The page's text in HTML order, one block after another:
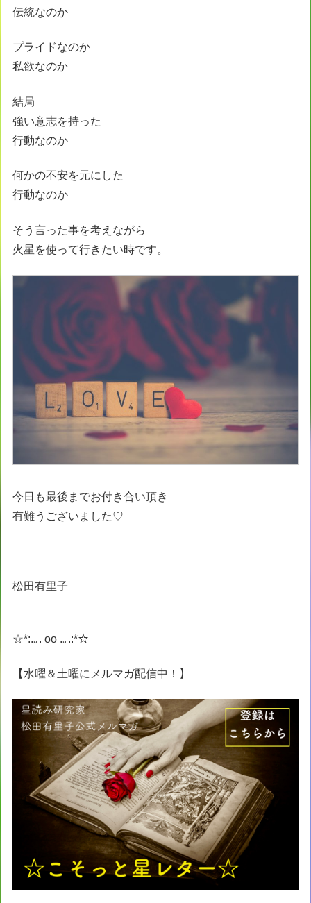
伝統なのか
プライドなのか
私欲なのか
結局
強い意志を持った
行動なのか
何かの不安を元にした
行動なのか
そう言った事を考えながら
火星を使って行きたい時です。
今日も最後までお付き合い頂き
有難うございました♡
松田有里子
☆*:.｡. oo .｡.:*☆
【水曜＆土曜にメルマガ配信中！】